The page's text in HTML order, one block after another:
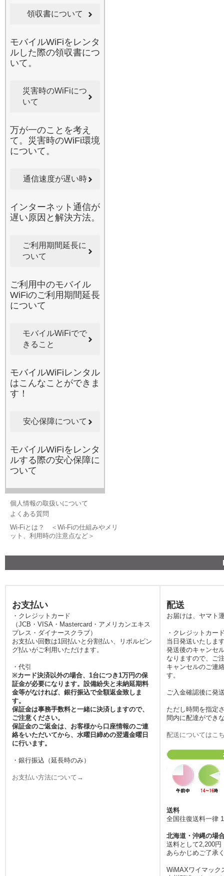
Wi-Fiとは異なり、自分専用
の回線を独占できるため、
定しています。不特定多数
が接続して速度が低下しや
すい駅やカフェのネットワ
なくインターネットをご利
用いただけます。セキュリ
レワークやリモート授業な
どで機密情報を扱う場合で
も安心してお使いいただけ
る設計です。小田原周辺な
移動中の新幹線内でもスム
お届けします。
2026.5.26
ービスを利用すれば、日本
国内のあらゆる場所があな
たのオフィスやシアターに
移動の車内でも、重要なメ
ールのチェックや大容量デ
ータの閲覧、SNSの更新が
通信網を利用しており、地
方への出張や山間部の観光
発揮いたします。最近の時
事ニュースでも、ワーケー
ションが注目されています
が、旅先でのビデオ会議も
ば安心です。面倒な回線契
れるため、コストパフォー
マンスを重視する賢いユー
ザーの方に選ばれていま
2026.5.20
レンタルWi-Fiは、国内旅行
や出張における現代の必需
品と言えます。スマートフ
ォンやタブレットなど、手
ンターネット接続を提供
するポータブル通信機器で
す。みんなのWi-Fiでは、月
末の速度制限でパケットが
不足した際のご利用も非常
に多くなっています。最近
では動画配信サービスの普
及により、外出先でのデー
タ消費量が増加しています
が、当店のルーターがあれ
ばギガを気にせず楽しめま
す。返却もポストに投函す
るだけの手軽さですので、
忙しいビジネスマンや、成
田空港・羽田空港などの大
きなハブ駅を経由して移動
される旅行者の方にも、手
間なくご利用いただける利
便性が魅力です。
2026.5.13
領収書について
モバイルWiFiをレンタ
ルした際の領収書につ
いて。
災害時のWiFiにつ
いて
万が一のことを考え
て。災害時のWiFi環境
について。
通信速度が遅い時
インターネット通信が
遅い原因と解決方法。
ご利用期間延長に
ついて
ご利用中のモバイル
WiFiのご利用期間延長
について
モバイルWiFiでで
きること
モバイルWiFiレンタル
はこんなことができま
す！
安心保障について
モバイルWiFiをレンタ
ルする際の安心保障に
ついて
個人情報の取扱いについて
よくある質問
Wi-Fiとは？ ＜Wi-Fiの仕組みやメリ
ット、利用時の注意点など＞
お支払い
・クレジットカード
（JCB・VISA・Mastercard・アメリカンエキス
プレス・ダイナースクラブ）
お支払い回数は1回払いと分割払い、リボルビン
グ払いがご利用いただけます。
・代引
※カード決済以外の場合、1台につき1万円の保
証金が必要になります。設備紛失と未納延期料
金等がなければ、銀行振込で全額返金致しま
す。
保証金は事務手数料と一緒に決済しますので、
ご注意ください。
保証金のご返金は、お客様から口座情報のご連
絡をいただいてから、水曜日締めの翌週金曜日
に行います。
・銀行振込（延長時のみ）
お支払い方法について→
配送
お届けは、ヤマト
・クレジットカー
当日発送いたしま
発送後のキャンセ
なりますので、ご
キャンセルのご連
す。
ご入金確認後に発
ただし時間を指定
間内に配達ができ
配送についてはこ
送料
全国往復送料一律
北海道・沖縄の場
送料として2,200
あらかじめご了承
WiMAXワイマック